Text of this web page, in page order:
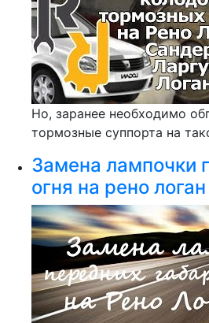
Но, заранее необходимо
тормозные суппорта на
Замена лампочки
огня на рено логан